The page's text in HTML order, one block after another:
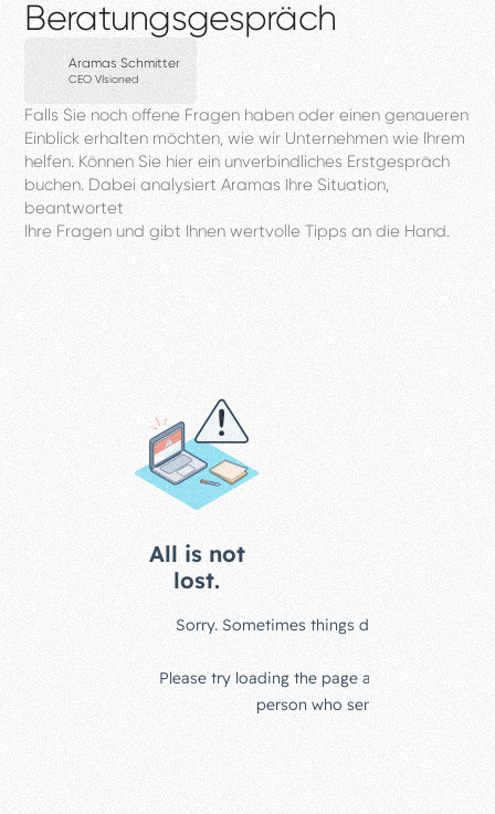
Beratungsgespräch
Aramas Schmitter
CEO VIsioned
Falls Sie noch offene Fragen haben oder einen genaueren
Einblick erhalten möchten, wie wir Unternehmen wie Ihrem
helfen. Können Sie hier ein unverbindliches Erstgespräch
buchen. Dabei analysiert Aramas Ihre Situation,
beantwortet
Ihre Fragen und gibt Ihnen wertvolle Tipps an die Hand.